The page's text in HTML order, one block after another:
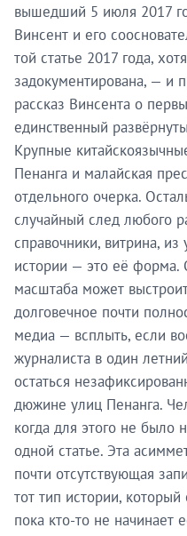
вышедший 5 июля 2017
Винсент и его
той статье 2017 года,
задокументирована, — и
рассказ Винсента о
единственный
Крупные
Пенанга и малайская
отдельного очерка.
случайный след любого
справочники, витрина,
истории — это её форма.
масштаба может
долговечное почти
медиа — всплыть, если
журналиста в один
остаться
дюжине улиц Пенанга.
когда для этого не было
одной статье. Эта
почти отсутствующая
тот тип истории,
пока кто-то не начинает